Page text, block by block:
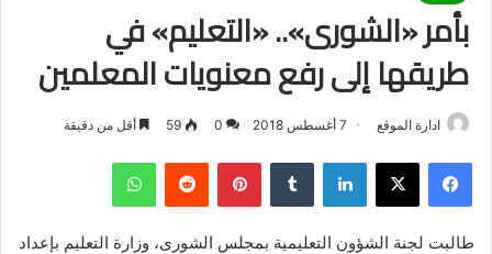
بأمر «الشورى».. «التعليم» في
طريقها إلى رفع معنويات المعلمين
ادارة الموقع 7 أغسطس 2018 0
59 أقل من دقيقة
فيسبوك لينكدإن بينتيريست
طالبت لجنة الشؤون التعليمية بمجلس الشورى، وزارة التعليم بإعداد